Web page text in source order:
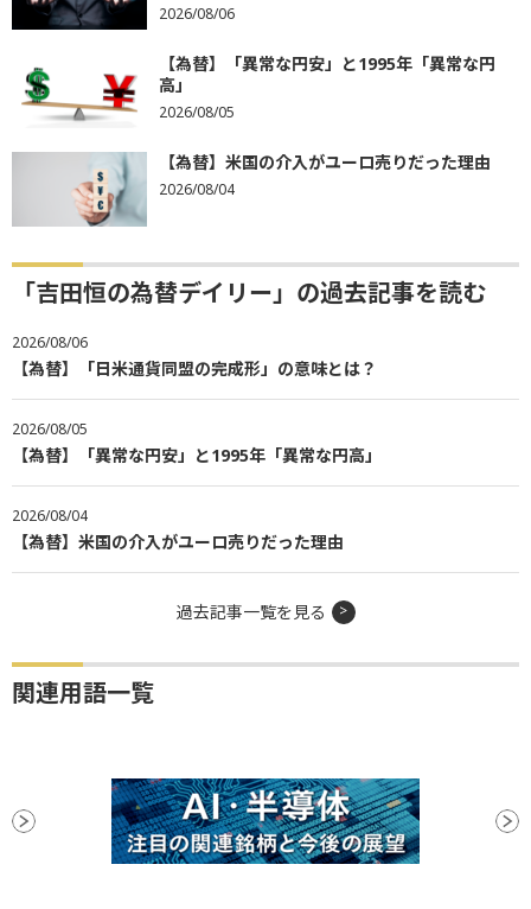
2026/08/06
【為替】「異常な円安」と1995年「異常な円
高」
2026/08/05
【為替】米国の介入がユーロ売りだった理由
2026/08/04
「吉田恒の為替デイリー」の過去記事を読む
2026/08/06
【為替】「日米通貨同盟の完成形」の意味とは？
2026/08/05
【為替】「異常な円安」と1995年「異常な円高」
2026/08/04
【為替】米国の介入がユーロ売りだった理由
過去記事一覧を見る
関連用語一覧